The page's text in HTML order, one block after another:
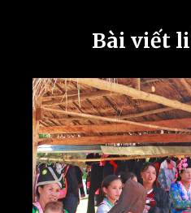
Bài viết